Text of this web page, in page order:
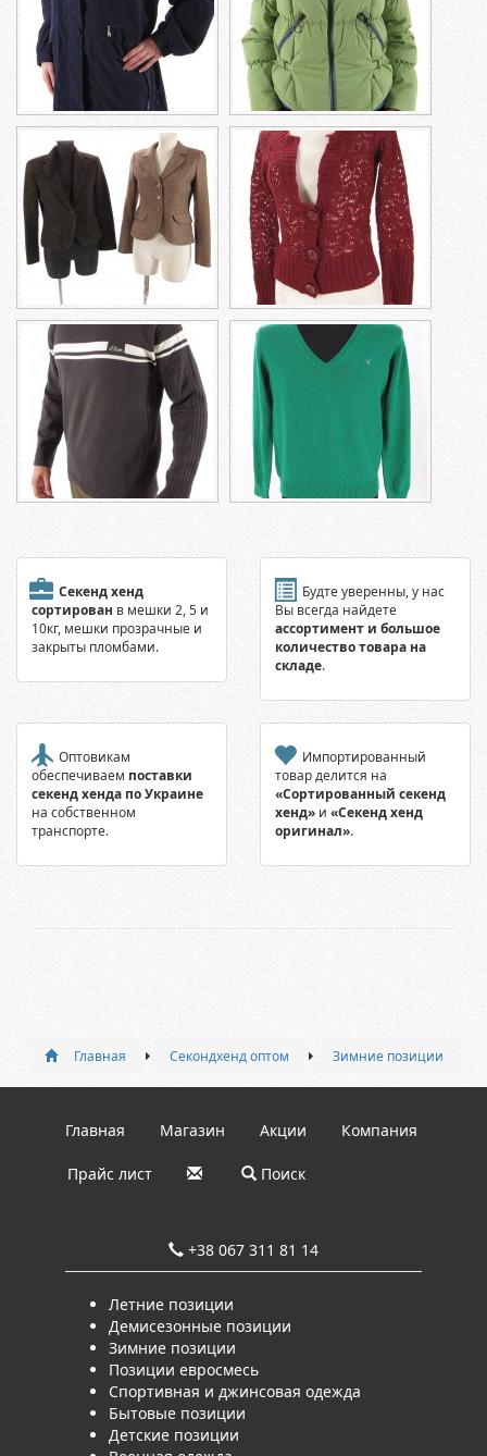
Секенд хенд
сортирован в мешки 2, 5 и
10кг, мешки прозрачные и
закрыты пломбами.
Будте уверенны, у нас
Вы всегда найдете
ассортимент и большое
количество товара на
складе.
Оптовикам
обеспечиваем поставки
секенд хенда по Украине
на собственном
транспорте.
Импортированный
товар делится на
«Сортированный секенд
хенд» и «Секенд хенд
оригинал».
Главная Секондхенд оптом Зимние позиции
Главная Магазин Акции Компания
Прайс лист Поиск
+38 067 311 81 14
Летние позиции
Демисезонные позиции
Зимние позиции
Позиции евросмесь
Спортивная и джинсовая одежда
Бытовые позиции
Детские позиции